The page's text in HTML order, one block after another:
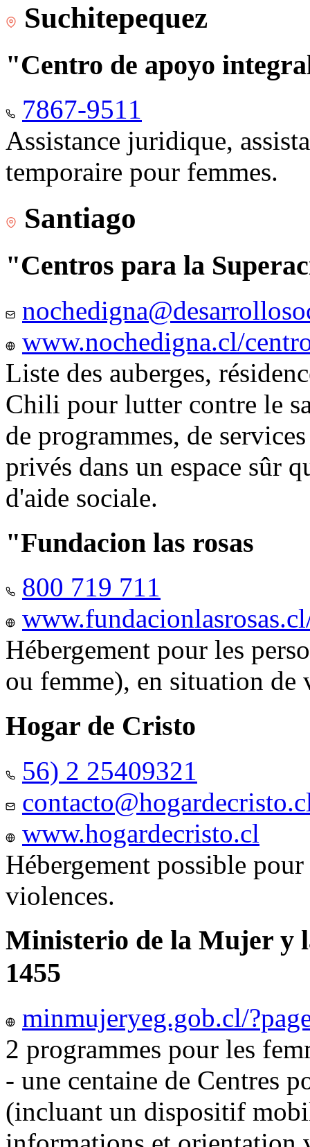
Suchitepequez
"Centro de apoyo
7867-9511
Assistance juridique,
temporaire pour femmes.
Santiago
"Centros para la
www.nochedigna.cl/
Liste des auberges,
Chili pour lutter contre le
de programmes, de
privés dans un espace sûr
d'aide sociale.
"Fundacion las rosas
800 719 711
Hébergement pour les
ou femme), en situation
Hogar de Cristo
56) 2 25409321
www.hogardecristo.cl
Hébergement possible
violences.
Ministerio de la Mujer y
1455
minmujeryeg.gob.cl/
2 programmes pour les
- une centaine de Centres
(incluant un dispositif